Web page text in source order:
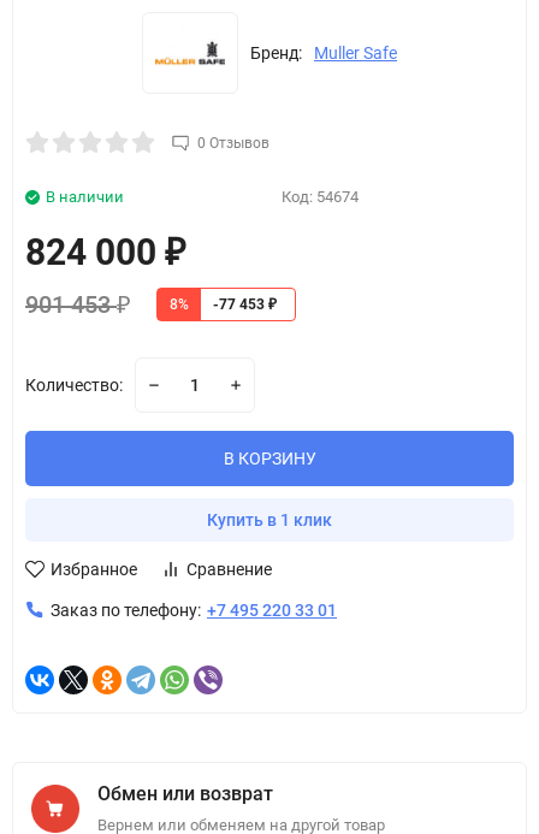
Бренд: Muller Safe
0 Отзывов
В наличии Код: 54674
824 000 ₽
901 453₽ 8% -77 453 ₽
Количество:
В КОРЗИНУ
Купить в 1 клик
Избранное Сравнение
Заказ по телефону: +7 495 220 33 01
Обмен или возврат
Вернем или обменяем на другой товар